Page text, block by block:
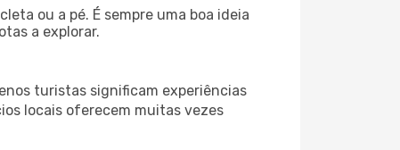
ou a pé. É sempre uma boa ideia
a explorar.
turistas significam experiências
locais oferecem muitas vezes